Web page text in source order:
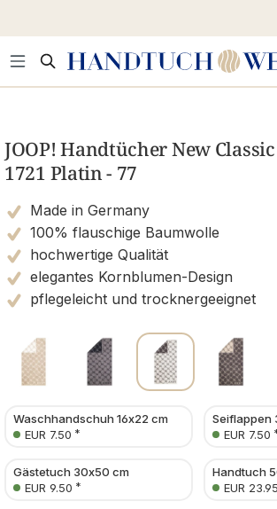
JOOP! Handtücher New
1721 Platin - 77
Made in Germany
100% flauschige Baumwolle
hochwertige Qualität
elegantes Kornblumen-Design
pflegeleicht und trocknergeeignet
Waschhandschuh 16x22 cm
EUR 7.50 *
Seiflappen
EUR 7.50
Gästetuch 30x50 cm
EUR 9.50 *
Handtuch
EUR 23.95